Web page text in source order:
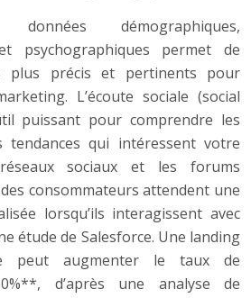
démographiques,
psychographiques permet de
plus précis et pertinents pour
L’écoute sociale (social
puissant pour comprendre les
tendances qui intéressent votre
sociaux et les forums
consommateurs attendent une
lorsqu’ils interagissent avec
étude de Salesforce. Une landing
peut augmenter le taux de
d’après une analyse de